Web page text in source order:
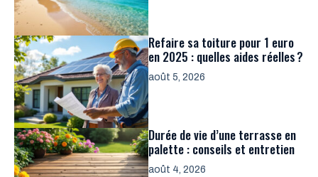
Refaire sa toiture pour 1 euro
en 2025 : quelles aides réelles ?
août 5, 2026
Durée de vie d’une terrasse en
palette : conseils et entretien
août 4, 2026